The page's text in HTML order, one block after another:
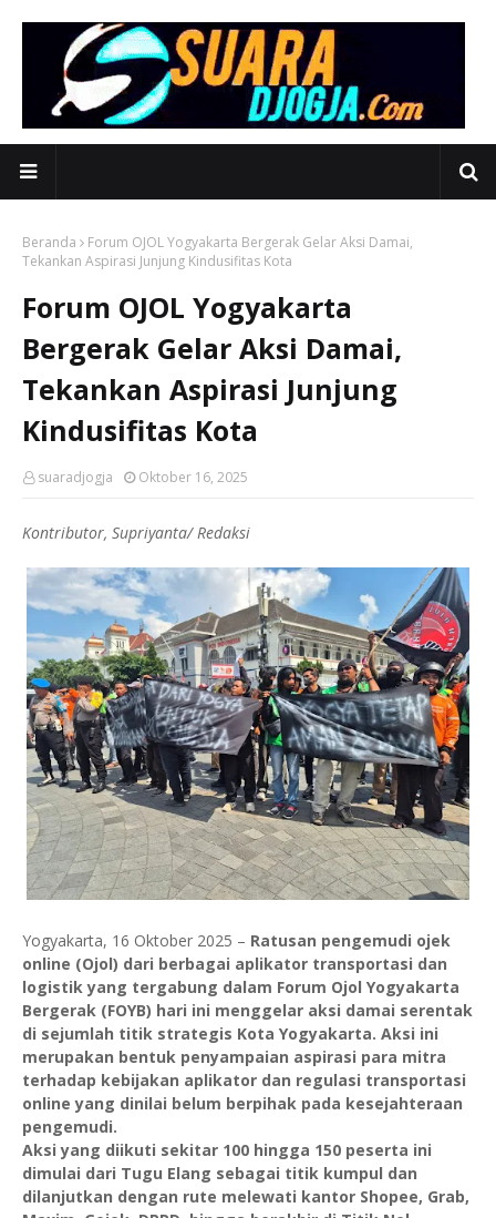
Beranda
Forum OJOL Yogyakarta Bergerak Gelar Aksi Damai,
Tekankan Aspirasi Junjung Kindusifitas Kota
Forum OJOL Yogyakarta
Bergerak Gelar Aksi Damai,
Tekankan Aspirasi Junjung
Kindusifitas Kota
suaradjogja Oktober 16, 2025
Kontributor, Supriyanta/ Redaksi
Yogyakarta, 16 Oktober 2025 – Ratusan pengemudi ojek
online (Ojol) dari berbagai aplikator transportasi dan
logistik yang tergabung dalam Forum Ojol Yogyakarta
Bergerak (FOYB) hari ini menggelar aksi damai serentak
di sejumlah titik strategis Kota Yogyakarta. Aksi ini
merupakan bentuk penyampaian aspirasi para mitra
terhadap kebijakan aplikator dan regulasi transportasi
online yang dinilai belum berpihak pada kesejahteraan
pengemudi.
Aksi yang diikuti sekitar 100 hingga 150 peserta ini
dimulai dari Tugu Elang sebagai titik kumpul dan
dilanjutkan dengan rute melewati kantor Shopee, Grab,